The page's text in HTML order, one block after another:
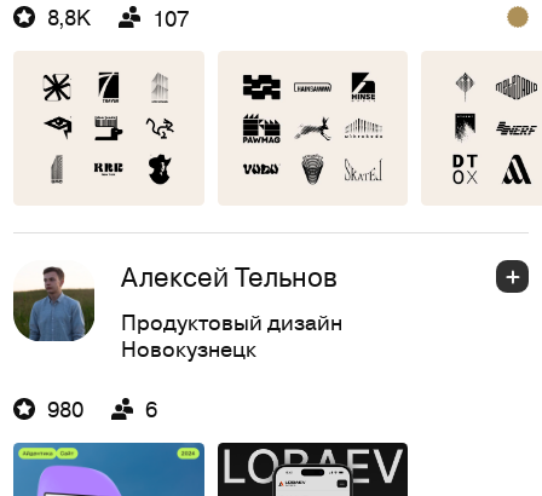
8,8K 107
Алексей Тельнов
Продуктовый дизайн
Новокузнецк
980 6